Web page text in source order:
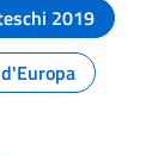
2019